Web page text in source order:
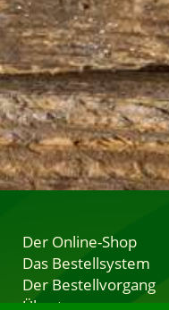
Der Online-Shop
Das Bestellsystem
Der Bestellvorgang
Übertragung